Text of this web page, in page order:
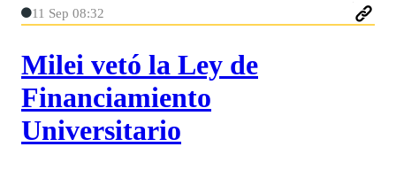
11 Sep 08:32
Milei vetó la Ley de
Financiamiento
Universitario